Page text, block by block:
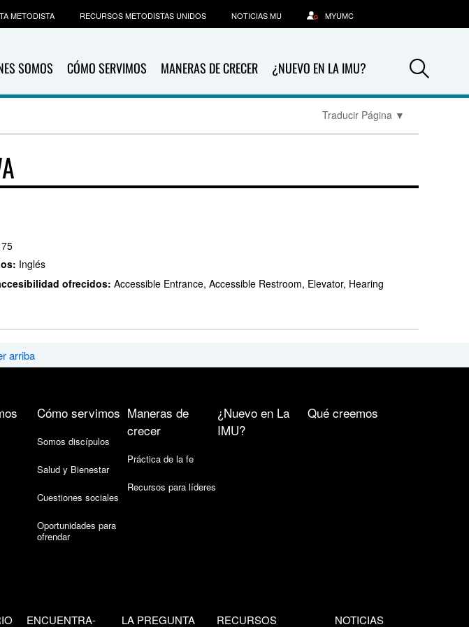
SOMOS CÓMO SERVIMOS MANERAS DE CRECER ¿NUEVO EN LA IMU?
METODISTA RECURSOS METODISTAS UNIDOS NOTICIAS MU MYUMC
Traducir Página ▼
75
Inglés
ofrecidos: Accessible Entrance, Accessible Restroom, Elevator, Hearing
arriba
Cómo servimos
Somos discípulos
Salud y Bienestar
Cuestiones sociales
Oportunidades para
ofrendar
Maneras de
crecer
Práctica de la fe
Recursos para líderes
¿Nuevo en La
IMU?
Qué creemos
ENCUENTRA-
LA PREGUNTA
RECURSOS
NOTICIAS